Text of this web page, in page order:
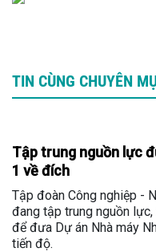
TIN CÙNG CHUYÊN
Tập trung nguồn lực
1 về đích
Tập đoàn Công nghiệp -
đang tập trung nguồn
để đưa Dự án Nhà máy
tiến độ.